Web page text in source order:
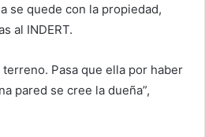
se quede con la propiedad,
al INDERT.
Pasa que ella por haber
pared se cree la dueña”,